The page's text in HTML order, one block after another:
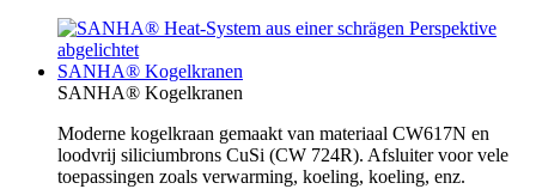
SANHA® Kogelkranen
SANHA® Kogelkranen
Moderne kogelkraan gemaakt van materiaal CW617N en
loodvrij siliciumbrons CuSi (CW 724R). Afsluiter voor vele
toepassingen zoals verwarming, koeling, koeling, enz.